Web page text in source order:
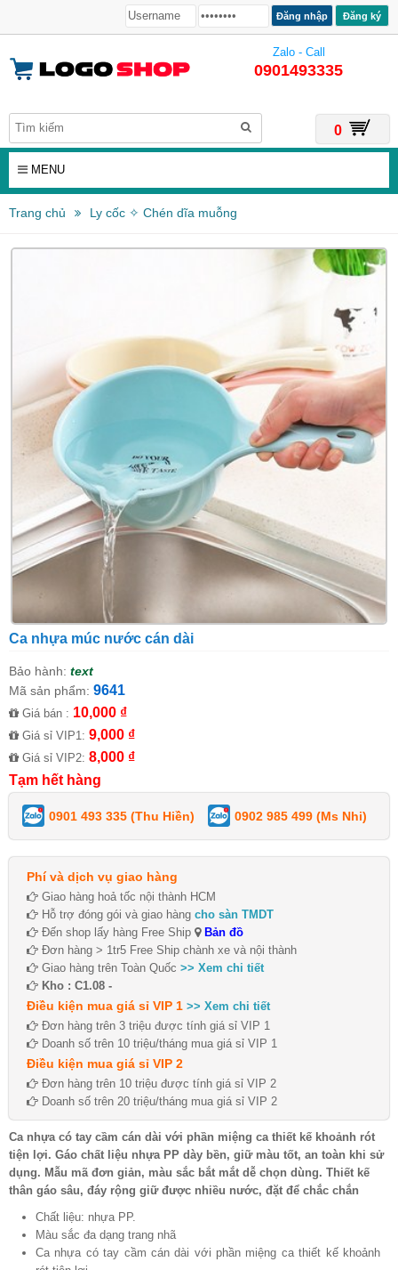
Đăng ký
Zalo - Call
0901493335
0
MENU
Trang chủ Ly cốc ✧ Chén dĩa muỗng
Ca nhựa múc nước cán dài
Bảo hành: text
Mã sản phẩm: 9641
Giá bán : 10,000 ₫
Giá sỉ VIP1: 9,000 ₫
Giá sỉ VIP2: 8,000 ₫
Tạm hết hàng
0901 493 335 (Thu Hiền) 0902 985 499 (Ms Nhi)
Phí và dịch vụ giao hàng
Giao hàng hoả tốc nội thành HCM
Hỗ trợ đóng gói và giao hàng cho sàn TMDT
Đến shop lấy hàng Free Ship
Bản đồ
Đơn hàng > 1tr5 Free Ship chành xe và nội thành
Giao hàng trên Toàn Quốc >> Xem chi tiết
Kho : C1.08 -
Điều kiện mua giá sỉ VIP 1 >> Xem chi tiết
Đơn hàng trên 3 triệu được tính giá sỉ VIP 1
Doanh số trên 10 triệu/tháng mua giá sỉ VIP 1
Điều kiện mua giá sỉ VIP 2
Đơn hàng trên 10 triệu được tính giá sỉ VIP 2
Doanh số trên 20 triệu/tháng mua giá sỉ VIP 2
Ca nhựa có tay cầm cán dài với phần miệng ca thiết kế khoảnh rót
tiện lợi. Gáo chất liệu nhựa PP dày bền, giữ màu tốt, an toàn khi sử
dụng. Mẫu mã đơn giản, màu sắc bắt mắt dễ chọn dùng. Thiết kế
thân gáo sâu, đáy rộng giữ được nhiều nước, đặt để chắc chắn
Chất liệu: nhựa PP.
Màu sắc đa dạng trang nhã
Ca nhựa có tay cầm cán dài với phần miệng ca thiết kế khoảnh